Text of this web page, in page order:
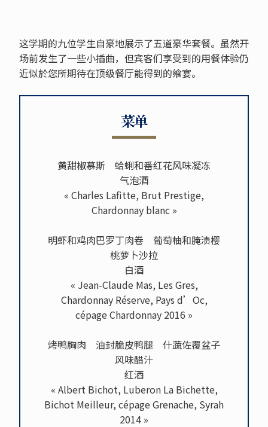
这学期的九位学生自豪地展示了五道豪华套餐。虽然开
场前发生了一些小插曲，但宾客们享受到的用餐体验仍
近似於您所期待在顶级餐厅能得到的飨宴。
菜单
黄甜椒慕斯 蛤蜊和番红花风味凝冻
气泡酒
« Charles Lafitte, Brut Prestige,
Chardonnay blanc »
明虾和鸡肉巴罗丁肉卷 葡萄柚和腌渍樱
桃萝卜沙拉
白酒
« Jean-Claude Mas, Les Gres,
Chardonnay Réserve, Pays d’Oc,
cépage Chardonnay 2016 »
烤鸭胸肉 油封脆皮鸭腿 什蔬佐覆盆子
风味醋汁
红酒
« Albert Bichot, Luberon La Bichette,
Bichot Meilleur, cépage Grenache, Syrah
2014 »